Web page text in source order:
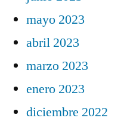
mayo 2023
abril 2023
marzo 2023
enero 2023
diciembre 2022